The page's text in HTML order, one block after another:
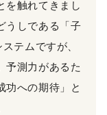
を触れてきまし
うしである「子
テムですが、
予測力があるた
功への期待」と